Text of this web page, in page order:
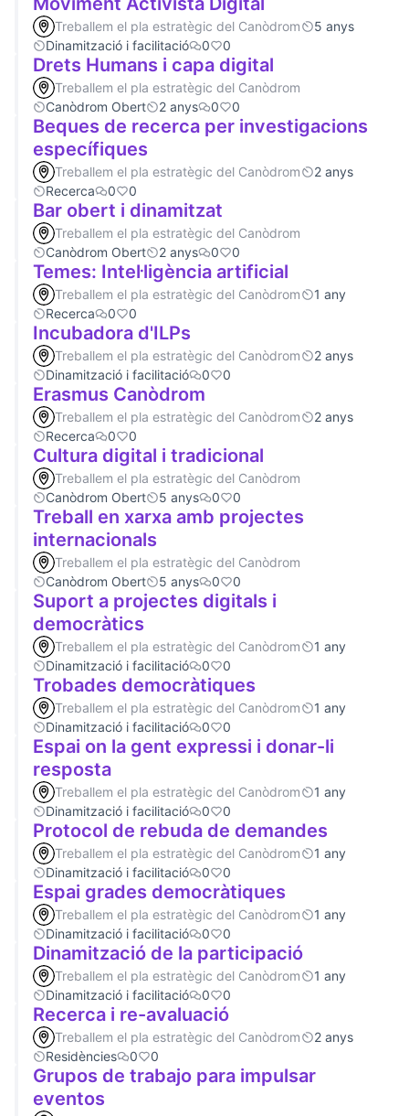
Treballem el pla estratègic del Canòdrom
5 anys
Dinamització i facilitació
0 0
Drets Humans i capa digital
Treballem el pla estratègic del Canòdrom
Canòdrom Obert
2 anys 0 0
Beques de recerca per investigacions
específiques
Treballem el pla estratègic del Canòdrom
2 anys
Recerca
0 0
Bar obert i dinamitzat
Treballem el pla estratègic del Canòdrom
Canòdrom Obert
2 anys 0 0
Temes: Intel·ligència artificial
Treballem el pla estratègic del Canòdrom
1 any
Recerca
0 0
Incubadora d'ILPs
Treballem el pla estratègic del Canòdrom
2 anys
Dinamització i facilitació
0 0
Erasmus Canòdrom
Treballem el pla estratègic del Canòdrom
2 anys
Recerca
0 0
Cultura digital i tradicional
Treballem el pla estratègic del Canòdrom
Canòdrom Obert
5 anys 0 0
Treball en xarxa amb projectes
internacionals
Treballem el pla estratègic del Canòdrom
Canòdrom Obert
5 anys 0 0
Suport a projectes digitals i
democràtics
Treballem el pla estratègic del Canòdrom
1 any
Dinamització i facilitació
0 0
Trobades democràtiques
Treballem el pla estratègic del Canòdrom
1 any
Dinamització i facilitació
0 0
Espai on la gent expressi i donar-li
resposta
Treballem el pla estratègic del Canòdrom
1 any
Dinamització i facilitació
0 0
Protocol de rebuda de demandes
Treballem el pla estratègic del Canòdrom
1 any
Dinamització i facilitació
0 0
Espai grades democràtiques
Treballem el pla estratègic del Canòdrom
1 any
Dinamització i facilitació
0 0
Dinamització de la participació
Treballem el pla estratègic del Canòdrom
1 any
Dinamització i facilitació
0 0
Recerca i re-avaluació
Treballem el pla estratègic del Canòdrom
2 anys
Residències
0 0
Grupos de trabajo para impulsar
eventos